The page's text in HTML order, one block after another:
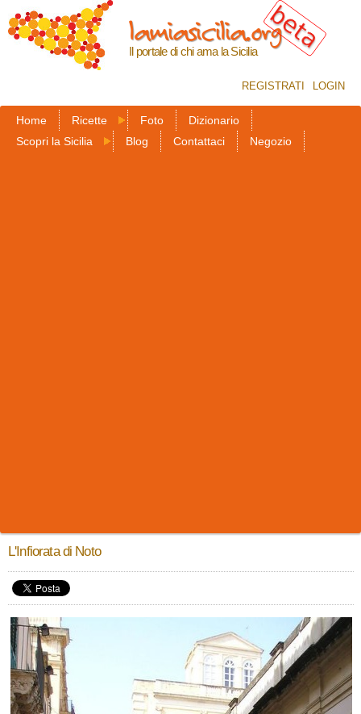
contenuto
principale
lamiasicilia.org
Il portale di chi ama la Sicilia
REGISTRATI LOGIN
Home Ricette Foto
Dizionario
Scopri la Sicilia
Blog Contattaci Negozio
L'Infiorata di Noto